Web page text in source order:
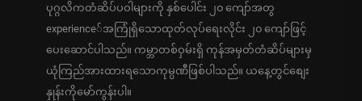
ပုဂ္ဂလိကတံဆိပ်ပဝါများကို နှစ်ပေါင်း ၂၀ ကျော်အတွ
experience်အကြုံရှိသောထုတ်လုပ်ရေးလိုင်း ၂၀ ကျော်ဖြင့်
ပေးဆောင်ပါသည်။ ကမ္ဘာတစ်ဝှမ်းရှိ ကုန်အမှတ်တံဆိပ်များမှ
ယုံကြည်အားထားရသောကုမ္ပဏီဖြစ်ပါသည်။ ယနေ့တွင်စျေး
နှုန်းကိုမော်ကွန်းပါ။